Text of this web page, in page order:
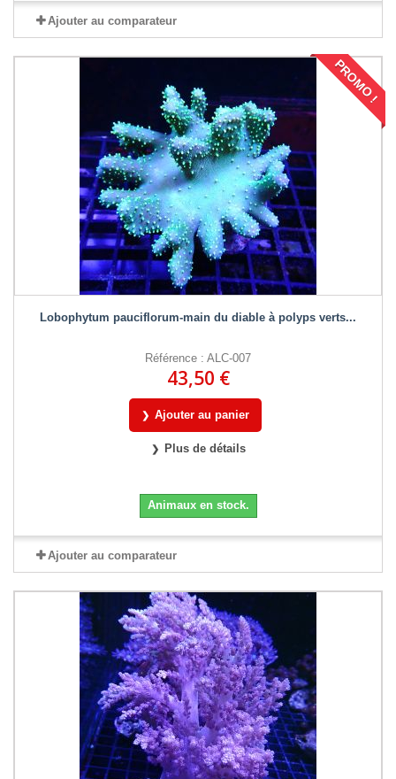
Ajouter au comparateur
PROMO !
Lobophytum pauciflorum-main du diable à polyps verts...
Référence : ALC-007
43,50 €
Ajouter au panier
Plus de détails
Animaux en stock.
Ajouter au comparateur